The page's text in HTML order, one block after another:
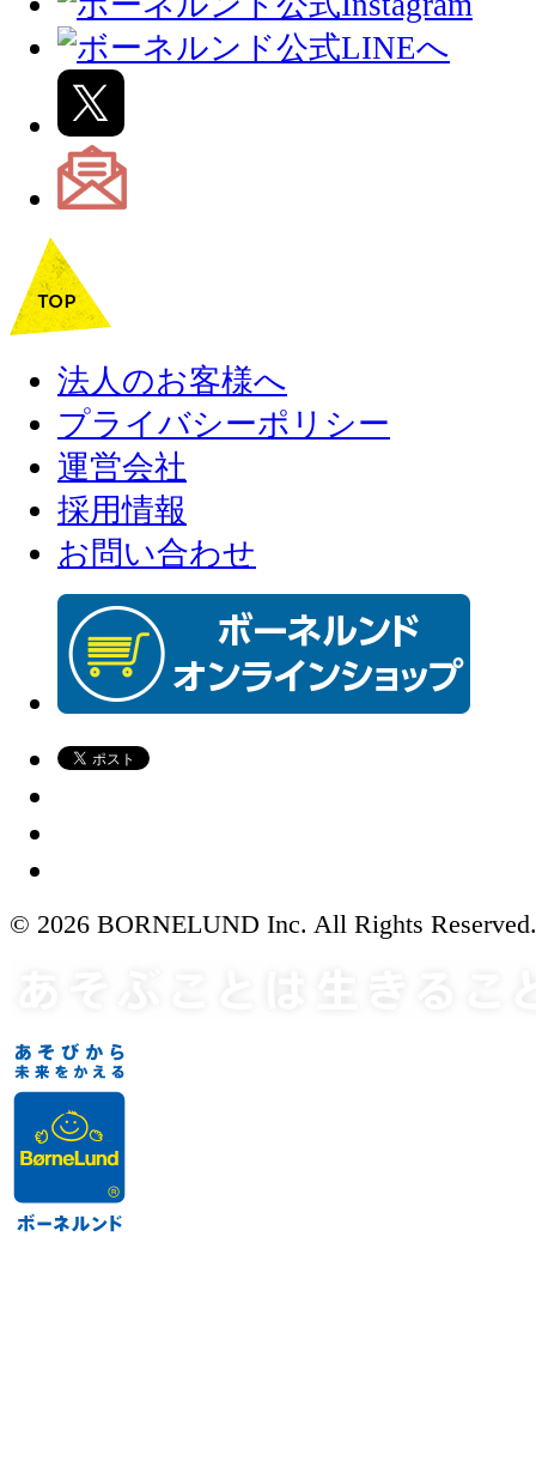
法人のお客様へ
プライバシーポリシー
運営会社
採用情報
お問い合わせ
© 2026 BORNELUND Inc. All Rights Reserved.